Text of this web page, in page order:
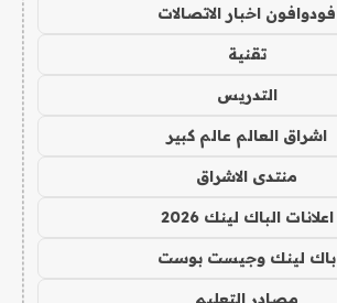
فودوافون اخبار الاتصالات
تقنية
التدريس
اشراق العالم عالم كبير
منتدى الاشراق
اعلانات الباك لينك 2026
باك لينك وجيست بوست
مصادر التعليم